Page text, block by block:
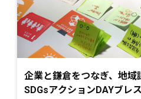
企業と鎌倉をつなぎ、地域
SDGsアクションDAYブレ